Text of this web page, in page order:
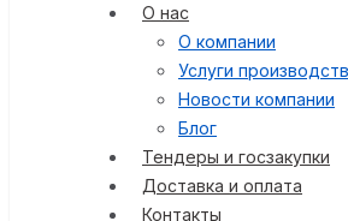
О нас
О компании
Услуги
Новости компании
Блог
Тендеры и госзакупки
Доставка и оплата
Контакты